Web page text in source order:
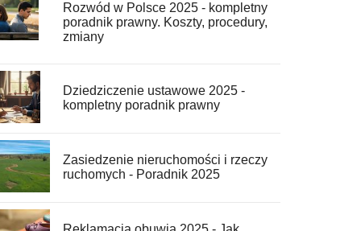
Rozwód w Polsce 2025 - kompletny
poradnik prawny. Koszty, procedury,
zmiany
Dziedziczenie ustawowe 2025 -
kompletny poradnik prawny
Zasiedzenie nieruchomości i rzeczy
ruchomych - Poradnik 2025